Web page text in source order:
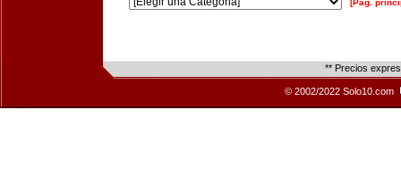
[Pág.
** Precios
© 2002/2022 Solo10.com